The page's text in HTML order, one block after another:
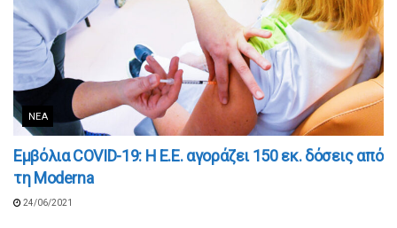
ΝΈΑ
Εμβόλια COVID-19: Η E.E. αγοράζει 150 εκ. δόσεις από
τη Moderna
24/06/2021